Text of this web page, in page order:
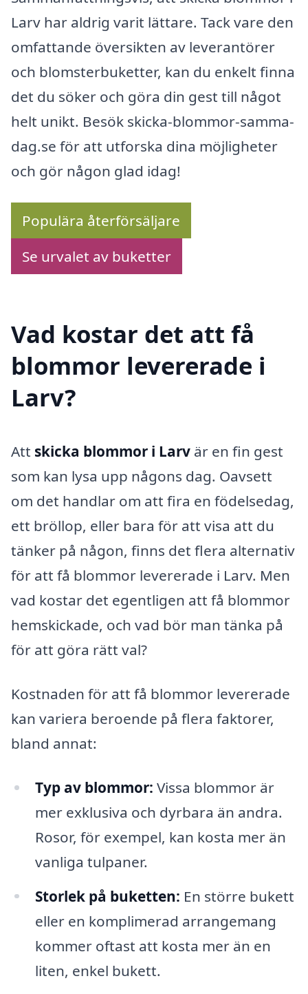
Larv har aldrig varit lättare. Tack vare den
omfattande översikten av leverantörer
och blomsterbuketter, kan du enkelt finna
det du söker och göra din gest till något
helt unikt. Besök skicka-blommor-samma-
dag.se för att utforska dina möjligheter
och gör någon glad idag!
Populära återförsäljare
Se urvalet av buketter
Vad kostar det att få
blommor levererade i
Larv?
Att skicka blommor i Larv är en fin gest
som kan lysa upp någons dag. Oavsett
om det handlar om att fira en födelsedag,
ett bröllop, eller bara för att visa att du
tänker på någon, finns det flera alternativ
för att få blommor levererade i Larv. Men
vad kostar det egentligen att få blommor
hemskickade, och vad bör man tänka på
för att göra rätt val?
Kostnaden för att få blommor levererade
kan variera beroende på flera faktorer,
bland annat:
Typ av blommor: Vissa blommor är
mer exklusiva och dyrbara än andra.
Rosor, för exempel, kan kosta mer än
vanliga tulpaner.
Storlek på buketten: En större bukett
eller en komplimerad arrangemang
kommer oftast att kosta mer än en
liten, enkel bukett.